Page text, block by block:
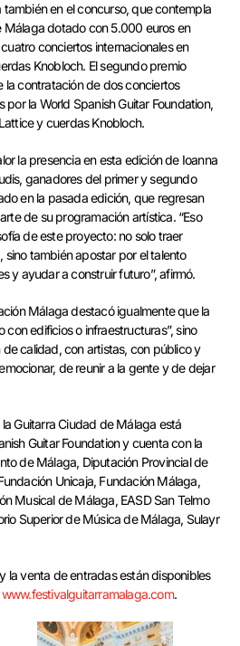
en el concurso, que contempla
Málaga dotado con 5.000 euros en
conciertos internacionales en
Knobloch. El segundo premio
la contratación de dos conciertos
la World Spanish Guitar Foundation,
y cuerdas Knobloch.
la presencia en esta edición de Ioanna
ganadores del primer y segundo
en la pasada edición, que regresan
de su programación artística. “Eso
de este proyecto: no solo traer
también apostar por el talento
y ayudar a construir futuro”, afirmó.
Málaga destacó igualmente que la
con edificios o infraestructuras”, sino
calidad, con artistas, con público y
de reunir a la gente y de dejar
la Guitarra Ciudad de Málaga está
Guitar Foundation y cuenta con la
de Málaga, Diputación Provincial de
Unicaja, Fundación Málaga,
Musical de Málaga, EASD San Telmo
Superior de Música de Málaga, Sulayr
la venta de entradas están disponibles
www.festivalguitarramalaga.com.